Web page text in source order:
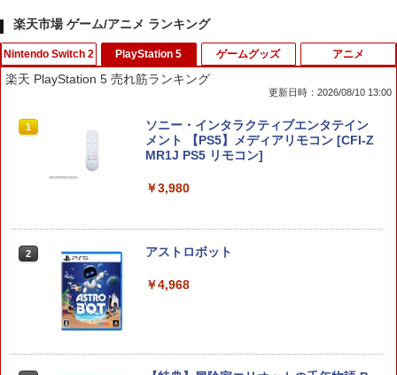
楽天市場 ゲーム/アニメ ランキング
Nintendo Switch 2
1
Joy-Con 2 (L) ライトパープル/(R) ライ
トグリーン
2
任天堂 【Switch2】Joy-Con 2 (L) ライ
トパープル/(R) ライトグリーン [BEE-A-
ン]
PlayStation 5
楽天 PlayStation 5 売れ筋ランキング
更新日時：2026/08/10 13:00
1
ソニー・インタラクティブエンタテイン
メント 【PS5】メディアリモコン [CFI-Z
MR1J PS5 リモコン]
￥3,980
2 アストロボット
￥4,968
ゲームグッズ アニメ